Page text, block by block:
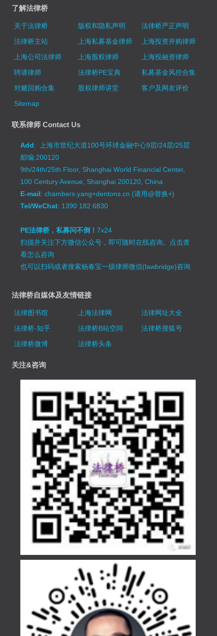
了解法律桥
关于法律桥 版权和隐私声明
法律桥严正声明
法律桥主站
上海私募基金律师
上海投资并购律师
上海公司法律师
上海股权律师
上海投融资律师
聘请律师
法律桥PE宝典
私募基金风控合集
对赌回购合集
股权律师讲堂
客户及网友评价
Sitemap
联系律师 Contact Us
Add: 上海市世纪大道100号环球金融中心9层/24层/25层
邮编:200120
9th/24th/25th Floor, Shanghai World Financial Center,
100 Century Avenue, Shanghai 200120, China
E-mail: chambers.yang+dentons.cn (请用@替换+)
Tel/WeChat: 1390 182 6830
PE法律桥，私募问不倒！7x24
扫描并关注下方微信公众号，即可随时在线咨询。 点击查
看怎么咨询
也可以扫码或者搜索杨春宝一级律师微信(lawbridge)咨询
法律桥自媒体及友情链接
法律图书馆 上海法律网
法律网址大全
法律桥-知乎
法律桥B站空间
法律桥搜狐号
法律桥微博
法律桥头条
关注&咨询